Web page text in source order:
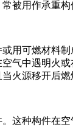
被用作承重构
用可燃材料
气中遇明火
火源移开后燃
这种构件在